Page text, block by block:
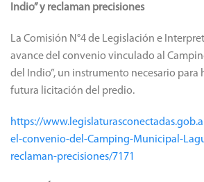
Indio” y reclaman precisiones
La Comisión N°4 de Legislación e
avance del convenio vinculado al
del Indio”, un instrumento necesario para
futura licitación del predio.
https://
el-convenio-del-Camping-Municipal-
reclaman-precisiones/7171